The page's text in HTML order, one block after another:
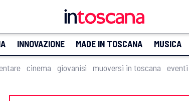
INNOVAZIONE MADE IN TOSCANA MUSICA
cinema giovanisì muoversi in toscana eventi